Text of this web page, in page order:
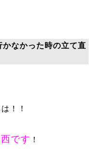
なかった時の立て直
！！
です ！